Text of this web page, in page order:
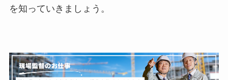
を知っていきましょう。